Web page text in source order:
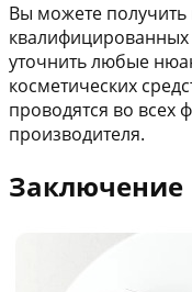
Вы можете получить
уточнить любые
косметических
проводятся во всех
производителя.
Заключение